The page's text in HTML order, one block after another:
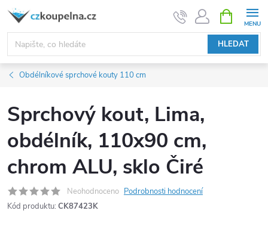
Přejít
obsah
HLEDAT
NÁKUPNÍ
KOŠÍK
Obdélníkové sprchové kouty 110 cm
Sprchový kout, Lima,
obdélník, 110x90 cm,
chrom ALU, sklo Čiré
Neohodnoceno Podrobnosti hodnocení
Kód produktu: CK87423K